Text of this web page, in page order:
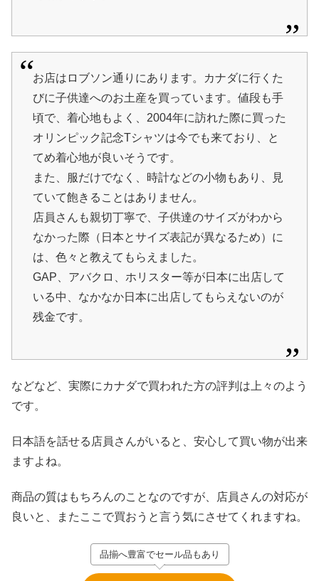
お店はロブソン通りにあります。カナダに行くた
びに子供達へのお土産を買っています。値段も手
頃で、着心地もよく、2004年に訪れた際に買った
オリンピック記念Tシャツは今でも来ており、と
てめ着心地が良いそうです。
また、服だけでなく、時計などの小物もあり、見
ていて飽きることはありません。
店員さんも親切丁寧で、子供達のサイズがわから
なかった際（日本とサイズ表記が異なるため）に
は、色々と教えてもらえました。
GAP、アバクロ、ホリスター等が日本に出店して
いる中、なかなか日本に出店してもらえないのが
残金です。
などなど、実際にカナダで買われた方の評判は上々のよう
です。
日本語を話せる店員さんがいると、安心して買い物が出来
ますよね。
商品の質はもちろんのことなのですが、店員さんの対応が
良いと、またここで買おうと言う気にさせてくれますね。
品揃へ豊富でセール品もあり